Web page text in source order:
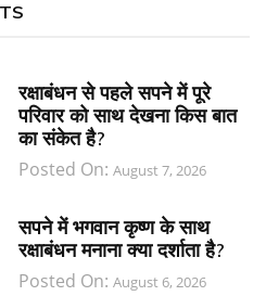
रक्षाबंधन से पहले सपने में पूरे
परिवार को साथ देखना किस बात
का संकेत है?
Posted On:August 7, 2026
सपने में भगवान कृष्ण के साथ
रक्षाबंधन मनाना क्या दर्शाता है?
Posted On:August 6, 2026